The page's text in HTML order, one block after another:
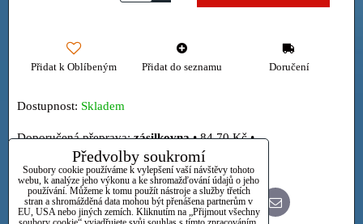
Přidat k Oblíbeným Přidat do seznamu Doručení
Dostupnost: Skladem
zásilkovna•84,70 Kč •
Osobně
FacebookTwitter BlueskyPinterestReddit LinkedInWhatsApp
E-
mail
Předvolby soukromí
Soubory cookie používáme k vylepšení vaší návštěvy tohoto
webu, k analýze jeho výkonu a ke shromažďování údajů o jeho
používání. Můžeme k tomu použít nástroje a služby třetích
stran a shromážděná data mohou být přenášena partnerům v
EU, USA nebo jiných zemích. Kliknutím na „Přijmout všechny